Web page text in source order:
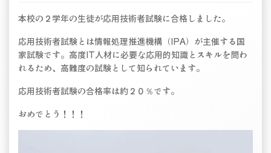
本校の２学年の生徒が応用技術者試験に合格しました。
応用技術者試験とは情報処理推進機構（IPA）が主催する国
家試験です。高度IT人材に必要な応用的知識とスキルを問わ
れるため、高難度の試験として知られています。
応用技術者試験の合格率は約２０％です。
おめでとう！！！